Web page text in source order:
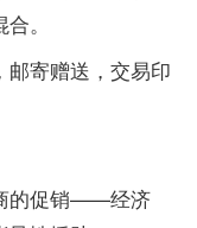
。
寄赠送，交易印
的促销——经济